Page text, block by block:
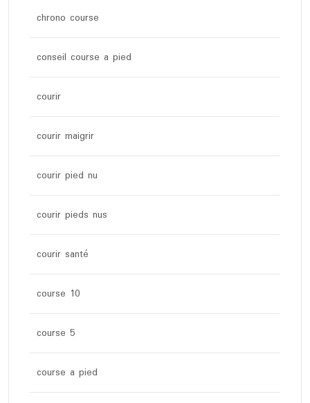
chrono course
conseil course a pied
courir
courir maigrir
courir pied nu
courir pieds nus
courir santé
course 10
course 5
course a pied